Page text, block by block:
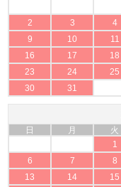
2
3 4
9
10 11
16
17 18
23
24 25
30
31
日
月 火
1
6
7 8
13
14 15